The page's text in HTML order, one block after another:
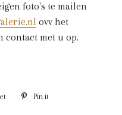
foto's te mailen
ovv het
contact met u op.
Tweet Pin it